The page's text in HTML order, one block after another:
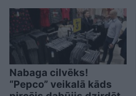
Nabaga cilvēks!
“Pepco” veikalā kāds